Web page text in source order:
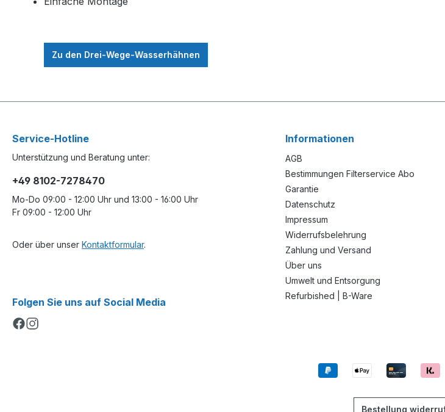
Zu den Drei-Wege-Wasserhähnen
Service-Hotline
Unterstützung und Beratung unter:
+49 8102-7278470
Mo-Do 09:00 - 12:00 Uhr und 13:00 - 16:00 Uhr
Fr 09:00 - 12:00 Uhr
Oder über unser Kontaktformular.
Folgen Sie uns auf Social Media
Informationen
AGB
Bestimmungen Filterservice Abo
Garantie
Datenschutz
Impressum
Widerrufsbelehrung
Zahlung und Versand
Über uns
Umwelt und Entsorgung
Refurbished | B-Ware
Bestellung